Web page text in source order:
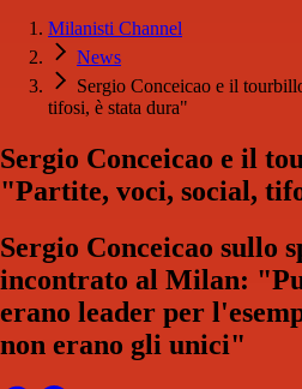
Milanisti Channel
News
Sergio Conceicao e il
tifosi, è stata dura"
Sergio Conceicao e il
"Partite, voci, social,
Sergio Conceicao sullo
incontrato al Milan:
erano leader per
non erano gli unici"